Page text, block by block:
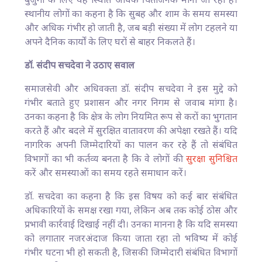
स्थानीय लोगों का कहना है कि सुबह और शाम के समय समस्या
और अधिक गंभीर हो जाती है, जब बड़ी संख्या में लोग टहलने या
अपने दैनिक कार्यों के लिए घरों से बाहर निकलते हैं।
डॉ. संदीप सचदेवा ने उठाए सवाल
समाजसेवी और अधिवक्ता डॉ. संदीप सचदेवा ने इस मुद्दे को
गंभीर बताते हुए प्रशासन और नगर निगम से जवाब मांगा है।
उनका कहना है कि क्षेत्र के लोग नियमित रूप से करों का भुगतान
करते हैं और बदले में सुरक्षित वातावरण की अपेक्षा रखते हैं। यदि
नागरिक अपनी जिम्मेदारियों का पालन कर रहे हैं तो संबंधित
विभागों का भी कर्तव्य बनता है कि वे लोगों कीसुरक्षा सुनिश्चित
करें और समस्याओं का समय रहते समाधान करें।
डॉ. सचदेवा का कहना है कि इस विषय को कई बार संबंधित
अधिकारियों के समक्ष रखा गया, लेकिन अब तक कोई ठोस और
प्रभावी कार्रवाई दिखाई नहीं दी। उनका मानना है कि यदि समस्या
को लगातार नजरअंदाज किया जाता रहा तो भविष्य में कोई
गंभीर घटना भी हो सकती है, जिसकी जिम्मेदारी संबंधित विभागों